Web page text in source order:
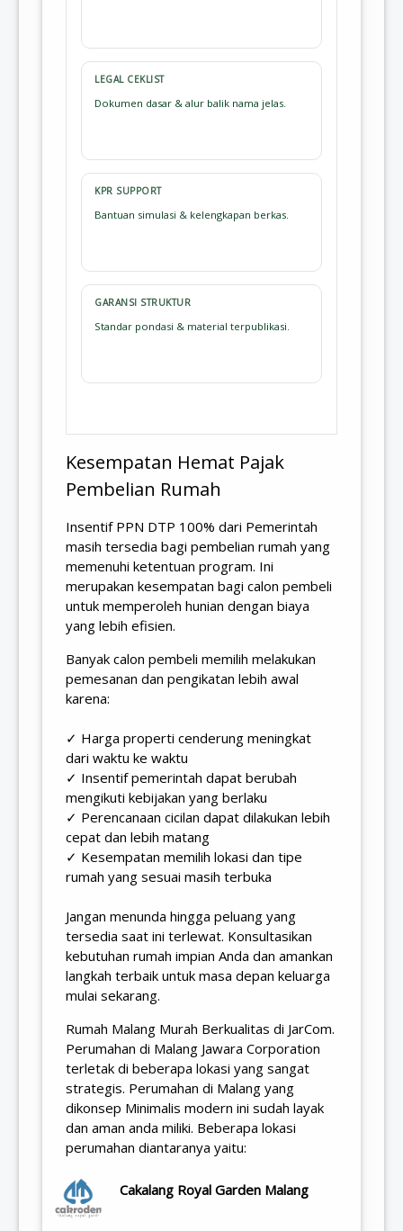
LEGAL CEKLIST
Dokumen dasar & alur balik nama jelas.
KPR SUPPORT
Bantuan simulasi & kelengkapan berkas.
GARANSI STRUKTUR
Standar pondasi & material terpublikasi.
Kesempatan Hemat Pajak
Pembelian Rumah
Insentif PPN DTP 100% dari Pemerintah
masih tersedia bagi pembelian rumah yang
memenuhi ketentuan program. Ini
merupakan kesempatan bagi calon pembeli
untuk memperoleh hunian dengan biaya
yang lebih efisien.
Banyak calon pembeli memilih melakukan
pemesanan dan pengikatan lebih awal
karena:
✓ Harga properti cenderung meningkat
dari waktu ke waktu
✓ Insentif pemerintah dapat berubah
mengikuti kebijakan yang berlaku
✓ Perencanaan cicilan dapat dilakukan lebih
cepat dan lebih matang
✓ Kesempatan memilih lokasi dan tipe
rumah yang sesuai masih terbuka
Jangan menunda hingga peluang yang
tersedia saat ini terlewat. Konsultasikan
kebutuhan rumah impian Anda dan amankan
langkah terbaik untuk masa depan keluarga
mulai sekarang.
Rumah Malang Murah Berkualitas di JarCom.
Perumahan di Malang Jawara Corporation
terletak di beberapa lokasi yang sangat
strategis. Perumahan di Malang yang
dikonsep Minimalis modern ini sudah layak
dan aman anda miliki. Beberapa lokasi
perumahan diantaranya yaitu:
Cakalang Royal Garden Malang